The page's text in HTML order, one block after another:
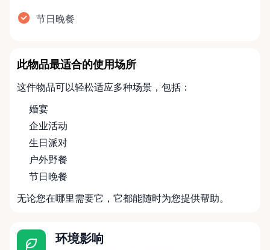
节日晚餐
此物品最适合的使用场所
这件物品可以轻松适应多种场景，包括：
婚宴
企业活动
生日派对
户外野餐
节日晚餐
无论您在哪里需要它，它都能随时为您提供帮助。
环境影响